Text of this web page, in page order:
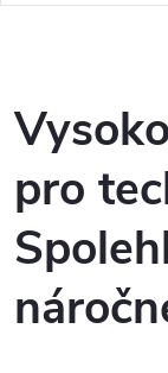
v
l
á
d
a
pro